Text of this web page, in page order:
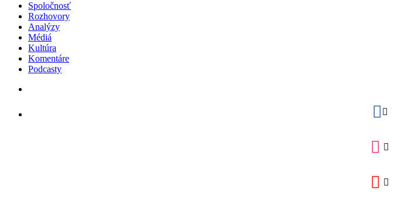
Spoločnosť
Rozhovory
Analýzy
Médiá
Kultúra
Komentáre
Podcasty